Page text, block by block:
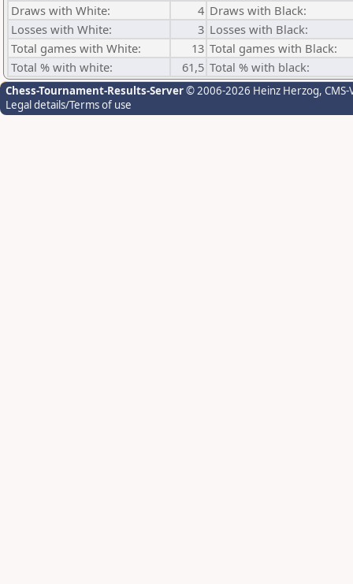
Draws with White:
4 Draws with Black:
Losses with White:
3 Losses with Black:
Total games with White:
13 Total games with Black:
Total % with white:
61,5 Total % with black:
Chess-Tournament-Results-Server© 2006-2026 Heinz Herzog,
Legal details/Terms of use